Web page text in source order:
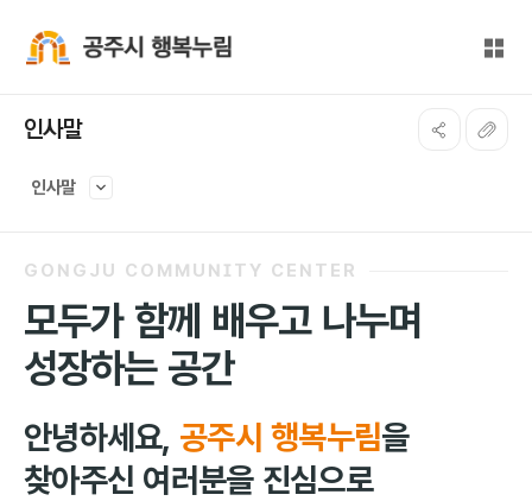
전체
인사말
인사말
GONGJU COMMUNITY CENTER
모두가 함께 배우고 나누며
성장하는 공간
안녕하세요, 공주시 행복누림을
찾아주신 여러분을 진심으로